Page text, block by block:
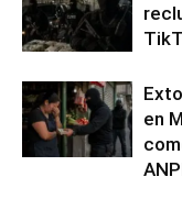
en